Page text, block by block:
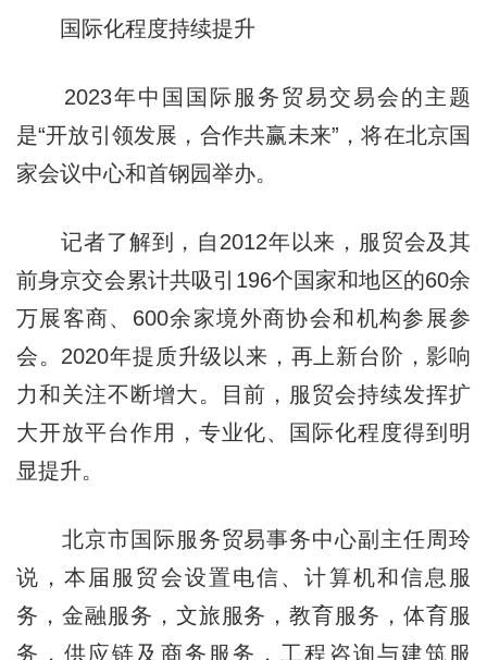
国际化程度持续提升
2023年中国国际服务贸易交易会的主题
是“开放引领发展，合作共赢未来”，将在北京国
家会议中心和首钢园举办。
记者了解到，自2012年以来，服贸会及其
前身京交会累计共吸引196个国家和地区的60余
万展客商、600余家境外商协会和机构参展参
会。2020年提质升级以来，再上新台阶，影响
力和关注不断增大。目前，服贸会持续发挥扩
大开放平台作用，专业化、国际化程度得到明
显提升。
北京市国际服务贸易事务中心副主任周玲
说，本届服贸会设置电信、计算机和信息服
务，金融服务，文旅服务，教育服务，体育服
务，供应链及商务服务，工程咨询与建筑服